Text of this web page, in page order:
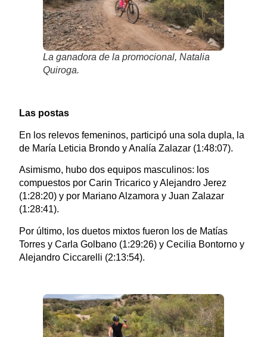
La ganadora de la promocional, Natalia
Quiroga.
Las postas
En los relevos femeninos, participó una sola dupla, la
de María Leticia Brondo y Analía Zalazar (1:48:07).
Asimismo, hubo dos equipos masculinos: los
compuestos por Carin Tricarico y Alejandro Jerez
(1:28:20) y por Mariano Alzamora y Juan Zalazar
(1:28:41).
Por último, los duetos mixtos fueron los de Matías
Torres y Carla Golbano (1:29:26) y Cecilia Bontorno y
Alejandro Ciccarelli (2:13:54).